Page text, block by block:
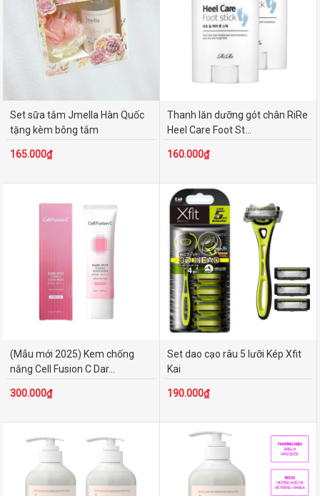
Set sữa tắm Jmella Hàn Quốc
tặng kèm bông tắm
165.000₫
Thanh lăn dưỡng gót chân RiRe
Heel Care Foot St...
160.000₫
(Mẫu mới 2025) Kem chống
nắng Cell Fusion C Dar...
300.000₫
Set dao cạo râu 5 lưỡi Kép Xfit
Kai
190.000₫